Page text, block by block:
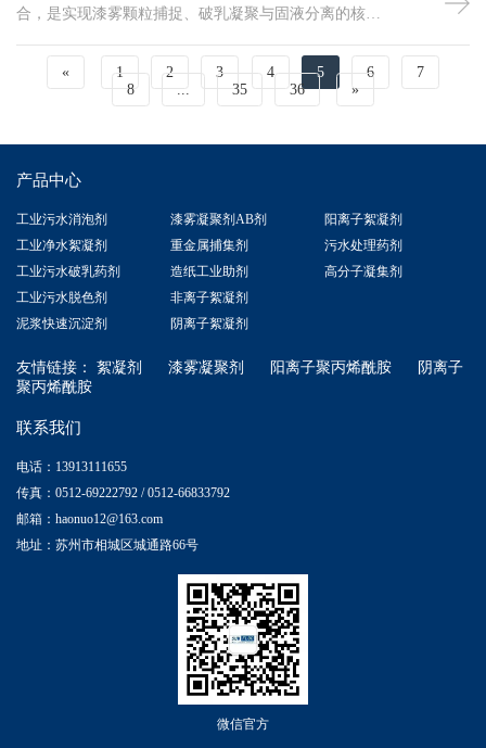
合，是实现漆雾颗粒捕捉、破乳凝聚与固液分离的核心
手段。A 剂负责初步吸附漆雾、破坏其稳定结构，B 剂
则承接后续的絮凝聚结与脱水提质，二者的应用效果不
应用要点。投加环节的规范性是保障 AB 剂效能
« 1 2 3 4 5 6
7
8
... 35 36 »
产品中心
工业污水消泡剂
工业净水絮凝剂
工业污水破乳药剂
工业污水脱色剂
泥浆快速沉淀剂
漆雾凝聚剂AB剂
重金属捕集剂
造纸工业助剂
非离子絮凝剂
阴离子絮凝剂
阳离子絮凝剂
污水处理药剂
高分子凝集剂
友情链接： 絮凝剂 漆雾凝聚剂 阳离子聚丙烯酰胺
阴离子
聚丙烯酰胺
联系我们
电话：13913111655
传真：0512-69222792 / 0512-66833792
邮箱：haonuo12@163.com
地址：苏州市相城区城通路66号
微信官方